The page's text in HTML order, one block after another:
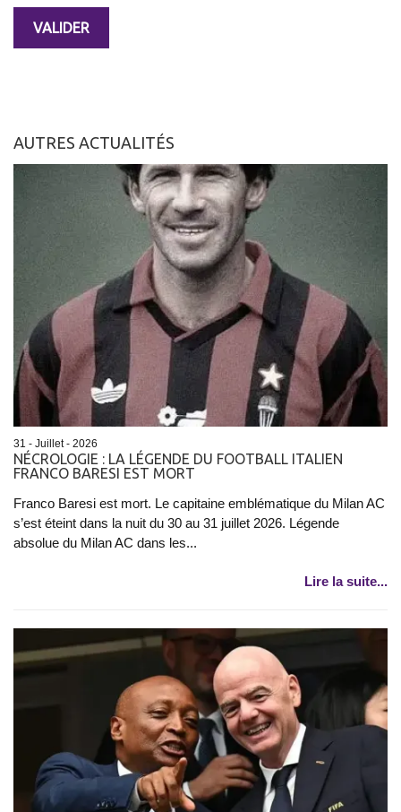
AUTRES ACTUALITÉS
31 - Juillet - 2026
NÉCROLOGIE : LA LÉGENDE DU FOOTBALL ITALIEN
FRANCO BARESI EST MORT
Franco Baresi est mort. Le capitaine emblématique du Milan AC
s’est éteint dans la nuit du 30 au 31 juillet 2026. Légende
absolue du Milan AC dans les...
Lire la suite...